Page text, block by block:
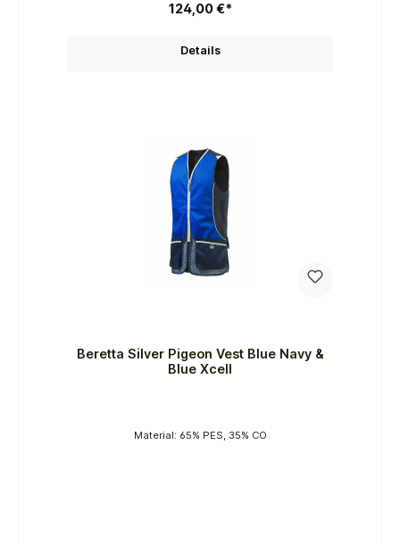
124,00 €*
Details
Beretta Silver Pigeon Vest Blue Navy &
Blue Xcell
Material: 65% PES, 35% CO